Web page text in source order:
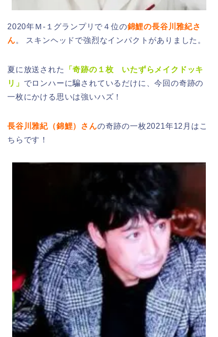
2020年Ｍ-１グランプリで４位の錦鯉の長谷川雅紀さ
ん。 スキンヘッドで強烈なインパクトがありました。
夏に放送された
「奇跡の１枚 いたずらメイクドッキ
リ」 でロンハーに騙されているだけに、今回の奇跡の
一枚にかける思いは強いハズ！
長谷川雅紀（錦鯉）さんの奇跡の一枚2021年12月はこ
ちらです！